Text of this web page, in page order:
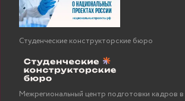
Студенческие конструкторские бюро
Межрегиональный центр подготовки кадров